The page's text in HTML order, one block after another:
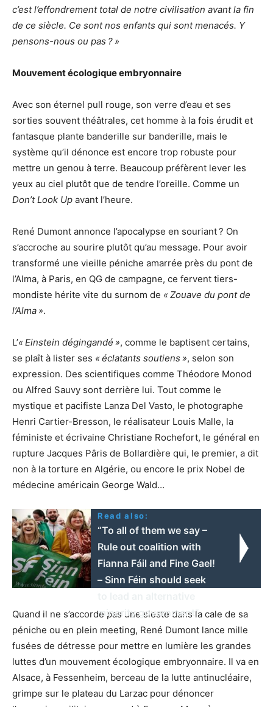
c’est l’effondrement total de notre civilisation avant la fin
de ce siècle. Ce sont nos enfants qui sont menacés. Y
pensons-nous ou pas ?»
Mouvement écologique embryonnaire
Avec son éternel pull rouge, son verre d’eau et ses
sorties souvent théâtrales, cet homme à la fois érudit et
fantasque plante banderille sur banderille, mais le
système qu’il dénonce est encore trop robuste pour
mettre un genou à terre. Beaucoup préfèrent lever les
yeux au ciel plutôt que de tendre l’oreille. Comme un
Don’t Look Up avant l’heure.
René Dumont annonce l’apocalypse en souriant? On
s’accroche au sourire plutôt qu’au message. Pour avoir
transformé une vieille péniche amarrée près du pont de
l’Alma, à Paris, en QG de campagne, ce fervent tiers-
mondiste hérite vite du surnom de «Zouave du pont de
l’Alma».
L’«Einstein dégingandé », comme le baptisent certains,
se plaît à lister ses «éclatants soutiens », selon son
expression. Des scientifiques comme Théodore Monod
ou Alfred Sauvy sont derrière lui. Tout comme le
mystique et pacifiste Lanza Del Vasto, le photographe
Henri Cartier-Bresson, le réalisateur Louis Malle, la
féministe et écrivaine Christiane Rochefort, le général en
rupture Jacques Pâris de Bollardière qui, le premier, a dit
non à la torture en Algérie, ou encore le prix Nobel de
médecine américain George Wald…
Read also:
“To all of them we say –
Rule out coalition with
Fianna Fáil and Fine Gael!
– Sinn Féin should seek
minority government”
Quand il ne s’accorde pas une sieste dans la cale de sa
péniche ou en plein meeting, René Dumont lance mille
fusées de détresse pour mettre en lumière les grandes
luttes d’un mouvement écologique embryonnaire. Il va en
Alsace, à Fessenheim, berceau de la lutte antinucléaire,
grimpe sur le plateau du Larzac pour dénoncer